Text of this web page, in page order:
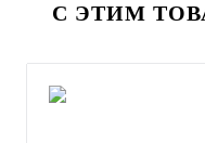
С ЭТИМ